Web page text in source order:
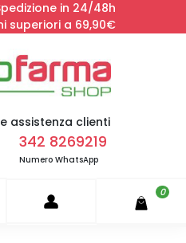
in 24/48h
superiori a 69,90€
assistenza clienti
342 8269219
Numero WhatsApp
0